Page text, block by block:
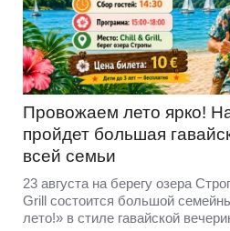
Провожаем лето ярко!
пройдет большая
всей семьи
23 августа на берегу озера
Grill состоится большой
лето!» в стиле гавайской